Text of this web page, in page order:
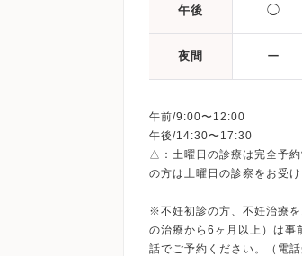
午後 ◯
夜間 ー
午前/9:00〜12:00
午後/14:30〜17:30
△：土曜日の診療は完全予
の方は土曜日の診察をお受け
※不妊初診の方、不妊治療
の治療から6ヶ月以上）は事
話でご予約ください。（電